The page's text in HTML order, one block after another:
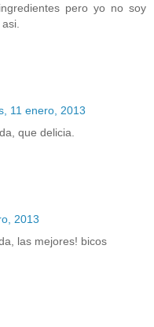
pero yo no soy
11 enero, 2013
que delicia.
2013
las mejores! bicos